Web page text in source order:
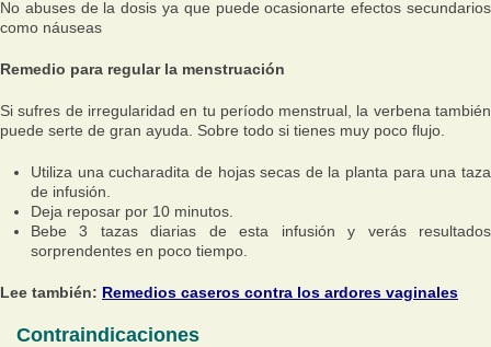
No abuses de la dosis ya que puede ocasionarte efectos secundarios
como náuseas
Remedio para regular la menstruación
Si sufres de irregularidad en tu período menstrual, la verbena también
puede serte de gran ayuda. Sobre todo si tienes muy poco flujo.
Utiliza una cucharadita de hojas secas de la planta para una taza
de infusión.
Deja reposar por 10 minutos.
Bebe 3 tazas diarias de esta infusión y verás resultados
sorprendentes en poco tiempo.
Lee también: Remedios caseros contra los ardores vaginales
Contraindicaciones